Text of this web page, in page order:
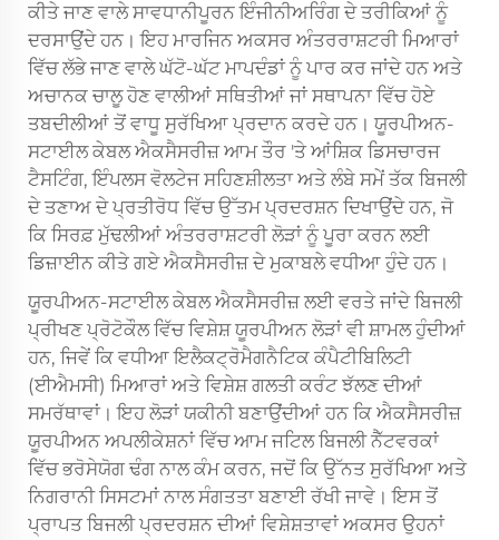
ਕੀਤੇ ਜਾਣ ਵਾਲੇ ਸਾਵਧਾਨੀਪੂਰਨ ਇੰਜੀਨੀਅਰਿੰਗ ਦੇ ਤਰੀਕਿਆਂ ਨੂੰ
ਦਰਸਾਉਂਦੇ ਹਨ। ਇਹ ਮਾਰਜਿਨ ਅਕਸਰ ਅੰਤਰਰਾਸ਼ਟਰੀ ਮਿਆਰਾਂ
ਵਿੱਚ ਲੱਭੇ ਜਾਣ ਵਾਲੇ ਘੱਟੋ-ਘੱਟ ਮਾਪਦੰਡਾਂ ਨੂੰ ਪਾਰ ਕਰ ਜਾਂਦੇ ਹਨ ਅਤੇ
ਅਚਾਨਕ ਚਾਲੂ ਹੋਣ ਵਾਲੀਆਂ ਸਥਿਤੀਆਂ ਜਾਂ ਸਥਾਪਨਾ ਵਿੱਚ ਹੋਏ
ਤਬਦੀਲੀਆਂ ਤੋਂ ਵਾਧੂ ਸੁਰੱਖਿਆ ਪ੍ਰਦਾਨ ਕਰਦੇ ਹਨ। ਯੂਰਪੀਅਨ-
ਸਟਾਈਲ ਕੇਬਲ ਐਕਸੈਸਰੀਜ਼ ਆਮ ਤੌਰ 'ਤੇ ਆਂਸ਼ਿਕ ਡਿਸਚਾਰਜ
ਟੈਸਟਿੰਗ, ਇੰਪਲਸ ਵੋਲਟੇਜ ਸਹਿਣਸ਼ੀਲਤਾ ਅਤੇ ਲੰਬੇ ਸਮੇਂ ਤੱਕ ਬਿਜਲੀ
ਦੇ ਤਣਾਅ ਦੇ ਪ੍ਰਤੀਰੋਧ ਵਿੱਚ ਉੱਤਮ ਪ੍ਰਦਰਸ਼ਨ ਦਿਖਾਉਂਦੇ ਹਨ, ਜੋ
ਕਿ ਸਿਰਫ਼ ਮੁੱਢਲੀਆਂ ਅੰਤਰਰਾਸ਼ਟਰੀ ਲੋੜਾਂ ਨੂੰ ਪੂਰਾ ਕਰਨ ਲਈ
ਡਿਜ਼ਾਈਨ ਕੀਤੇ ਗਏ ਐਕਸੈਸਰੀਜ਼ ਦੇ ਮੁਕਾਬਲੇ ਵਧੀਆ ਹੁੰਦੇ ਹਨ।
ਯੂਰਪੀਅਨ-ਸਟਾਈਲ ਕੇਬਲ ਐਕਸੈਸਰੀਜ਼ ਲਈ ਵਰਤੇ ਜਾਂਦੇ ਬਿਜਲੀ
ਪ੍ਰੀਖਣ ਪ੍ਰੋਟੋਕੌਲ ਵਿੱਚ ਵਿਸ਼ੇਸ਼ ਯੂਰਪੀਅਨ ਲੋੜਾਂ ਵੀ ਸ਼ਾਮਲ ਹੁੰਦੀਆਂ
ਹਨ, ਜਿਵੇਂ ਕਿ ਵਧੀਆ ਇਲੈਕਟ੍ਰੋਮੈਗਨੈਟਿਕ ਕੰਪੈਟੀਬਿਲਿਟੀ
(ਈਐਮਸੀ) ਮਿਆਰਾਂ ਅਤੇ ਵਿਸ਼ੇਸ਼ ਗਲਤੀ ਕਰੰਟ ਝੱਲਣ ਦੀਆਂ
ਸਮਰੱਥਾਵਾਂ। ਇਹ ਲੋੜਾਂ ਯਕੀਨੀ ਬਣਾਉਂਦੀਆਂ ਹਨ ਕਿ ਐਕਸੈਸਰੀਜ਼
ਯੂਰਪੀਅਨ ਅਪਲੀਕੇਸ਼ਨਾਂ ਵਿੱਚ ਆਮ ਜਟਿਲ ਬਿਜਲੀ ਨੈੱਟਵਰਕਾਂ
ਵਿੱਚ ਭਰੋਸੇਯੋਗ ਢੰਗ ਨਾਲ ਕੰਮ ਕਰਨ, ਜਦੋਂ ਕਿ ਉੱਨਤ ਸੁਰੱਖਿਆ ਅਤੇ
ਨਿਗਰਾਨੀ ਸਿਸਟਮਾਂ ਨਾਲ ਸੰਗਤਤਾ ਬਣਾਈ ਰੱਖੀ ਜਾਵੇ। ਇਸ ਤੋਂ
ਪ੍ਰਾਪਤ ਬਿਜਲੀ ਪ੍ਰਦਰਸ਼ਨ ਦੀਆਂ ਵਿਸ਼ੇਸ਼ਤਾਵਾਂ ਅਕਸਰ ਉਹਨਾਂ